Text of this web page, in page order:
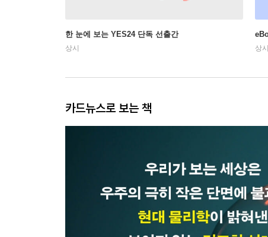
한 눈에 보는 YES24 단독 선출간
상시 상시
카드뉴스로 보는 책